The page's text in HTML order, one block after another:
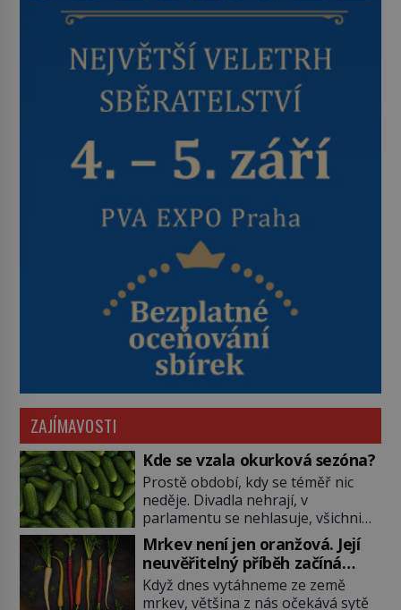
ZAJÍMAVOSTI
Kde se vzala okurková sezóna?
Prostě období, kdy se téměř nic
neděje. Divadla nehrají, v
parlamentu se nehlasuje, všichni
jsou na dovolené a média tak
nemají o čem mluvit a psát. A
vymýšlejí si proto témata, které
nikoho nezajímají. Proč je však ona
Mrkev není jen oranžová. Její
neuvěřitelný příběh začíná
fialovou barvou
Když dnes vytáhneme ze země
mrkev, většina z nás očekává sytě